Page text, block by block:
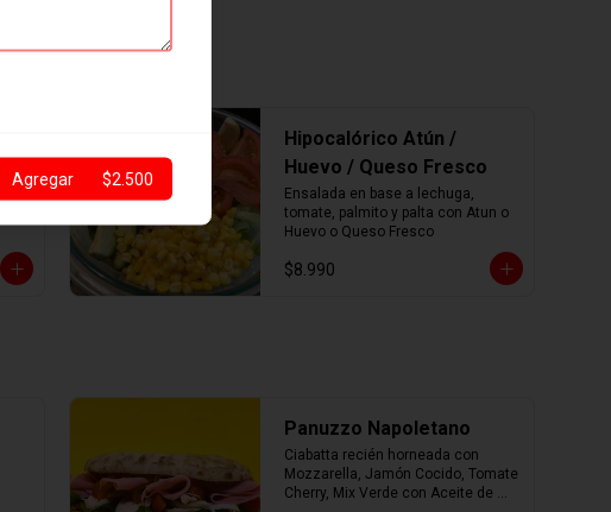
Hipocalórico Atún /
Huevo / Queso Fresco
Ensalada en base a lechuga,
tomate, palmito y palta con Atun o
Huevo o Queso Fresco
$8.990
Panuzzo Napoletano
Ciabatta recién horneada con
Mozzarella, Jamón Cocido, Tomate
Cherry, Mix Verde con Aceite de
Agregar $2.500